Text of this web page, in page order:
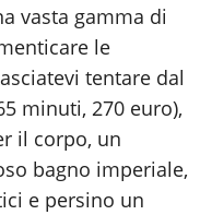
vasta gamma di
le
tentare dal
minuti, 270 euro),
il corpo, un
bagno imperiale,
e persino un